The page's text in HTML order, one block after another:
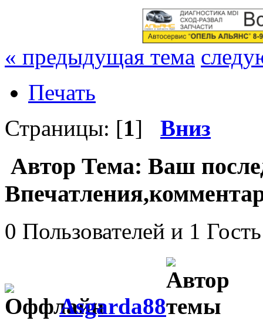
« предыдущая тема
Печать
Страницы: [1] Вниз
Автор Тема: Ваш
0 Пользователей и 1
Asgarda88